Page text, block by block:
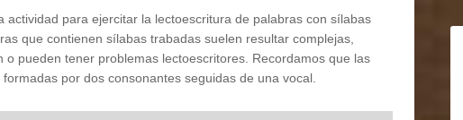
actividad para ejercitar la lectoescritura de palabras con sílabas
que contienen sílabas trabadas suelen resultar complejas,
pueden tener problemas lectoescritores. Recordamos que las
por dos consonantes seguidas de una vocal.